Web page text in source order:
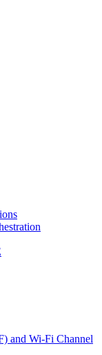
and Wi-Fi Channel